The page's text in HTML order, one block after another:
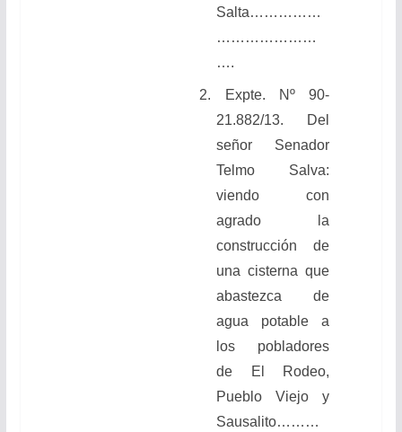
Salta……………
…………………
….
2. Expte. Nº 90-
21.882/13. Del
señor Senador
Telmo Salva:
viendo con
agrado la
construcción de
una cisterna que
abastezca de
agua potable a
los pobladores
de El Rodeo,
Pueblo Viejo y
Sausalito………